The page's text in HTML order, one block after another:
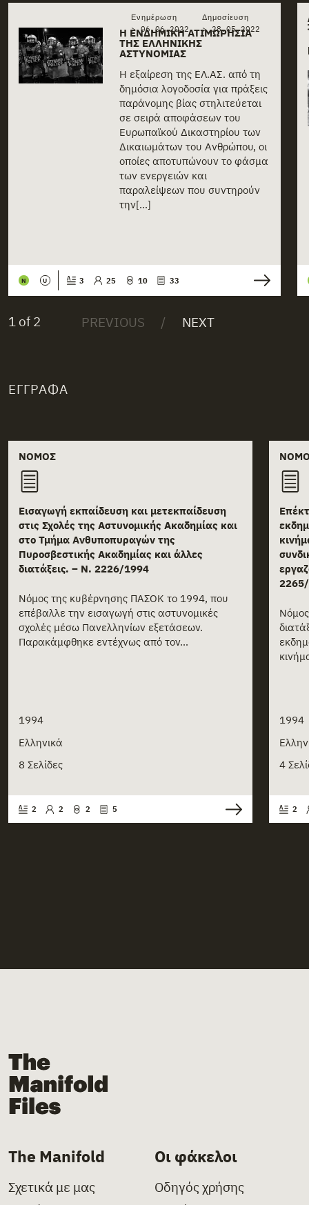
Related storiesΕνημέρωση
> 06.06.2022
Δημοσίευση
>28.05.2022
Η ΕΝΔΗΜΙΚΉ ΑΤΙΜΩΡΗΣΊΑ
ΤΗΣ ΕΛΛΗΝΙΚΉΣ
ΑΣΤΥΝΟΜΊΑΣ
Η εξαίρεση της ΕΛ.ΑΣ. από τη
δημόσια λογοδοσία για πράξεις
παράνομης βίας στηλιτεύεται
σε σειρά αποφάσεων του
Ευρωπαϊκού Δικαστηρίου των
Δικαιωμάτων του Ανθρώπου, οι
οποίες αποτυπώνουν το φάσμα
των ενεργειών και
παραλείψεων που συντηρούν
την[...]
N U 3 25 10 33
1 of 2
ΈΓΓΡΑΦΑ
Related documents
ΝΌΜΟΣ
Εισαγωγή εκπαίδευση και μετεκπαίδευση
στις Σχολές της Αστυνομικής Ακαδημίας και
στο Τμήμα Ανθυποπυραγών της
Πυροσβεστικής Ακαδημίας και άλλες
διατάξεις. – Ν. 2226/1994
Νόμος της κυβέρνησης ΠΑΣΟΚ το 1994, που
επέβαλλε την εισαγωγή στις αστυνομικές
σχολές μέσω Πανελληνίων εξετάσεων.
Παρακάμφθηκε εντέχνως από τον...
1994
Ελληνικά
8 Σελίδες
2 2 2 5
1994
4
2
The Manifold Files
The Manifold
Σχετικά με μας
Οι φάκελοι
Οδηγός χρήσης